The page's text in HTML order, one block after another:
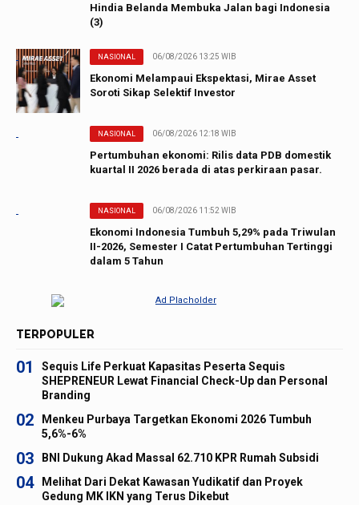
Hindia Belanda Membuka Jalan bagi Indonesia
(3)
NASIONAL 06/08/2026 13:25 WIB
Ekonomi Melampaui Ekspektasi, Mirae Asset
Soroti Sikap Selektif Investor
NASIONAL 06/08/2026 12:18 WIB
Pertumbuhan ekonomi: Rilis data PDB domestik
kuartal II 2026 berada di atas perkiraan pasar.
NASIONAL 06/08/2026 11:52 WIB
Ekonomi Indonesia Tumbuh 5,29% pada Triwulan
II-2026, Semester I Catat Pertumbuhan Tertinggi
dalam 5 Tahun
TERPOPULER
01
Sequis Life Perkuat Kapasitas Peserta Sequis
SHEPRENEUR Lewat Financial Check-Up dan Personal
Branding
02
Menkeu Purbaya Targetkan Ekonomi 2026 Tumbuh
5,6%-6%
03 BNI Dukung Akad Massal 62.710 KPR Rumah Subsidi
04
Melihat Dari Dekat Kawasan Yudikatif dan Proyek
Gedung MK IKN yang Terus Dikebut